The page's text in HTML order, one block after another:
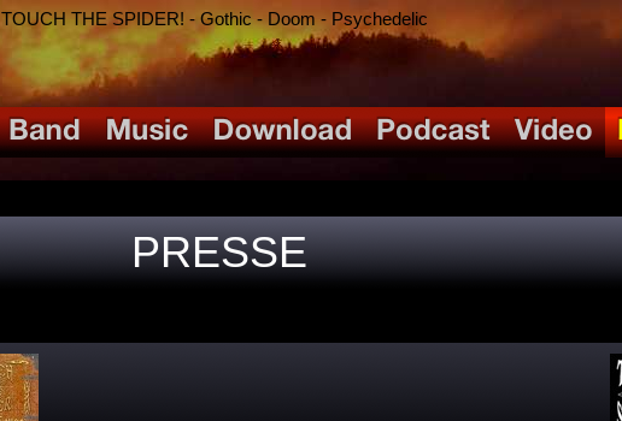
TOUCH THE SPIDER! - Gothic - Doom - Psychedelic
PRESSE